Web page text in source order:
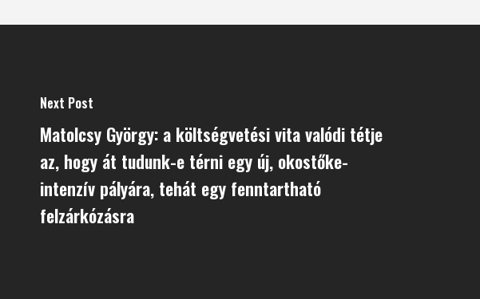
Next Post
Matolcsy György: a költségvetési vita valódi tétje
az, hogy át tudunk-e térni egy új, okostőke-
intenzív pályára, tehát egy fenntartható
felzárkózásra